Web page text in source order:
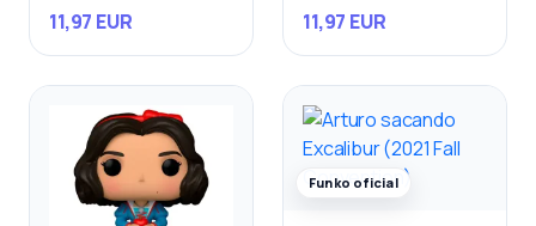
11,97 EUR 11,97 EUR
Funko oficial